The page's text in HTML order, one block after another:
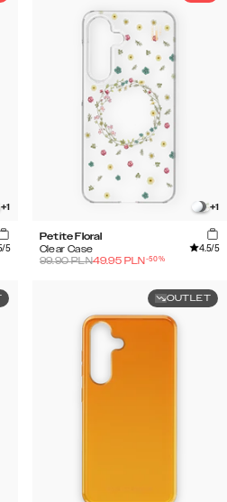
+1
/5
+1
Petite Floral
Clear Case
4.5/5
99.90PLN49.95 PLN-50%
OUTLET